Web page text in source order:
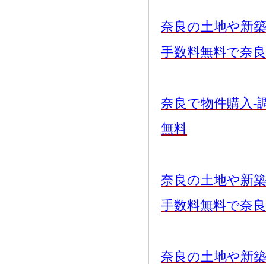
奈良の土地や新
手数料無料で奈
奈良で物件購入-
無料
奈良の土地や新
手数料無料で奈
奈良の土地や新